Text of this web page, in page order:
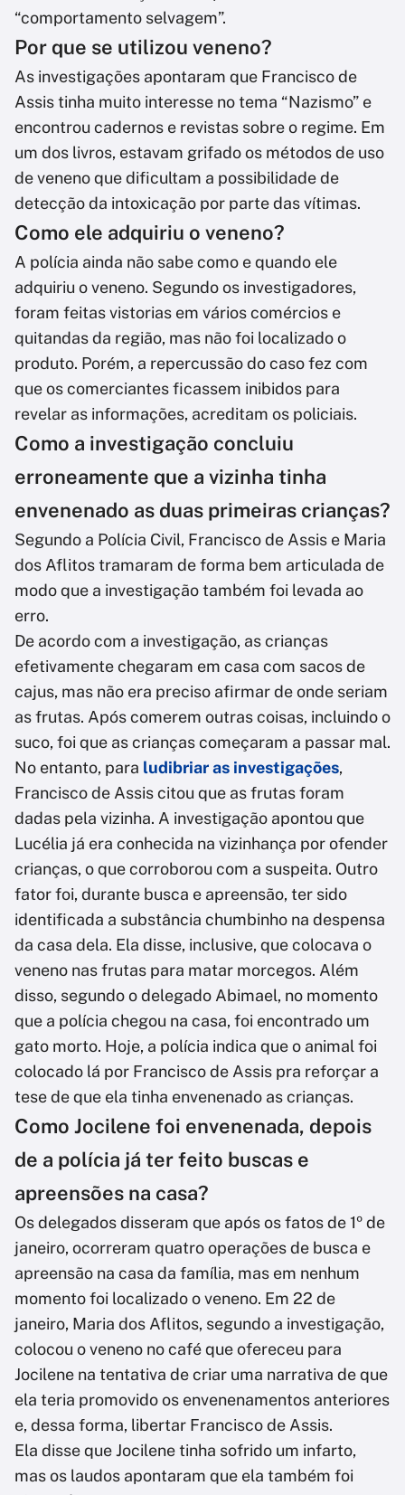
“comportamento selvagem”.
Por que se utilizou veneno?
As investigações apontaram que Francisco de
Assis tinha muito interesse no tema “Nazismo” e
encontrou cadernos e revistas sobre o regime. Em
um dos livros, estavam grifado os métodos de uso
de veneno que dificultam a possibilidade de
detecção da intoxicação por parte das vítimas.
Como ele adquiriu o veneno?
A polícia ainda não sabe como e quando ele
adquiriu o veneno. Segundo os investigadores,
foram feitas vistorias em vários comércios e
quitandas da região, mas não foi localizado o
produto. Porém, a repercussão do caso fez com
que os comerciantes ficassem inibidos para
revelar as informações, acreditam os policiais.
Como a investigação concluiu
erroneamente que a vizinha tinha
envenenado as duas primeiras crianças?
Segundo a Polícia Civil, Francisco de Assis e Maria
dos Aflitos tramaram de forma bem articulada de
modo que a investigação também foi levada ao
erro.
De acordo com a investigação, as crianças
efetivamente chegaram em casa com sacos de
cajus, mas não era preciso afirmar de onde seriam
as frutas. Após comerem outras coisas, incluindo o
suco, foi que as crianças começaram a passar mal.
No entanto, para ludibriar as investigações,
Francisco de Assis citou que as frutas foram
dadas pela vizinha. A investigação apontou que
Lucélia já era conhecida na vizinhança por ofender
crianças, o que corroborou com a suspeita. Outro
fator foi, durante busca e apreensão, ter sido
identificada a substância chumbinho na despensa
da casa dela. Ela disse, inclusive, que colocava o
veneno nas frutas para matar morcegos. Além
disso, segundo o delegado Abimael, no momento
que a polícia chegou na casa, foi encontrado um
gato morto. Hoje, a polícia indica que o animal foi
colocado lá por Francisco de Assis pra reforçar a
tese de que ela tinha envenenado as crianças.
Como Jocilene foi envenenada, depois
de a polícia já ter feito buscas e
apreensões na casa?
Os delegados disseram que após os fatos de 1º de
janeiro, ocorreram quatro operações de busca e
apreensão na casa da família, mas em nenhum
momento foi localizado o veneno. Em 22 de
janeiro, Maria dos Aflitos, segundo a investigação,
colocou o veneno no café que ofereceu para
Jocilene na tentativa de criar uma narrativa de que
ela teria promovido os envenenamentos anteriores
e, dessa forma, libertar Francisco de Assis.
Ela disse que Jocilene tinha sofrido um infarto,
mas os laudos apontaram que ela também foi